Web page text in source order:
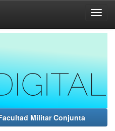
Militar Conjunta